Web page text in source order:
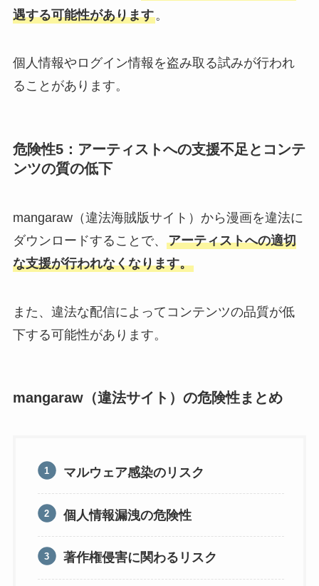
遇する可能性があります。
個人情報やログイン情報を盗み取る試みが行われ
ることがあります。
危険性5：アーティストへの支援不足とコンテ
ンツの質の低下
mangaraw（違法海賊版サイト）から漫画を違法に
ダウンロードすることで、 アーティストへの適切
な支援が行われなくなります。
また、違法な配信によってコンテンツの品質が低
下する可能性があります。
mangaraw（違法サイト）の危険性まとめ
マルウェア感染のリスク
個人情報漏洩の危険性
著作権侵害に関わるリスク